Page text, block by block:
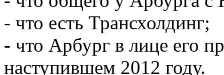
- что есть Трансхолдинг;
- что Арбург в лице его
наступившем 2012 году.